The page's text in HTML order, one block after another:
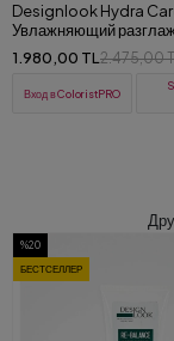
Designlook Hydra
Увлажняющий
шампунь для сухих
ML
1.980,00 TL 2.475,00
Вход в ColoristPRO
%20